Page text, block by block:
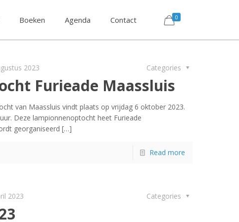
Boeken Agenda Contact 0
2023 Categories
Furieade Maassluis
van Maassluis vindt plaats op vrijdag 6 oktober 2023.
Deze lampionnenoptocht heet Furieade
georganiseerd […]
Read more
2023 Categories